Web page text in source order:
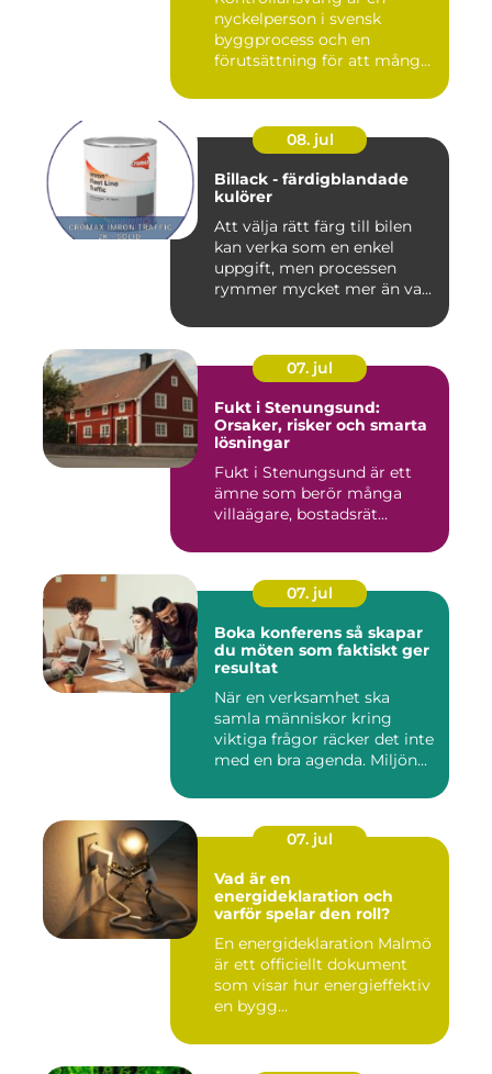
nyckelperson i svensk
byggprocess och en
förutsättning för att många
08. jul
Billack - färdigblandade
kulörer
Att välja rätt färg till bilen
kan verka som en enkel
uppgift, men processen
rymmer mycket mer än va...
07. jul
Fukt i Stenungsund:
Orsaker, risker och smarta
lösningar
Fukt i Stenungsund är ett
ämne som berör många
villaägare, bostadsrät...
07. jul
Boka konferens så skapar
du möten som faktiskt ger
resultat
När en verksamhet ska
samla människor kring
viktiga frågor räcker det inte
med en bra agenda. Miljön...
07. jul
Vad är en
energideklaration och
varför spelar den roll?
En energideklaration Malmö
är ett officiellt dokument
som visar hur energieffektiv
en bygg...